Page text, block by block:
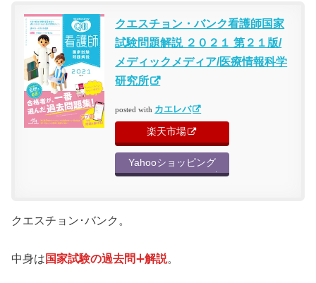
クエスチョン・バンク看護師国家
試験問題解説 ２０２１ 第２１版/
メディックメディア/医療情報科学
研究所
posted with カエレバ
楽天市場
Yahooショッピング
クエスチョン･バンク。
中身は 国家試験の過去問∔解説。